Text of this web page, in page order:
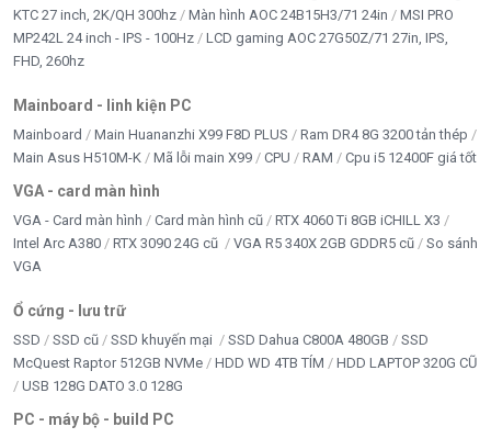
KTC 27 inch, 2K/QH 300hz
Màn hình AOC 24B15H3/71 24in
MSI PRO
MP242L 24 inch - IPS - 100Hz
LCD gaming AOC 27G50Z/71 27in, IPS,
FHD, 260hz
Mainboard - linh kiện PC
Mainboard Main Huananzhi X99 F8D PLUS
Ram DR4 8G 3200 tản thép
Main Asus H510M-K
Mã lỗi main X99 CPU RAM Cpu i5 12400F giá tốt
VGA - card màn hình
VGA - Card màn hình Card màn hình cũ
RTX 4060 Ti 8GB iCHILL X3
Intel Arc A380
RTX 3090 24G cũ VGA R5 340X 2GB GDDR5 cũ
So sánh
VGA
Ổ cứng - lưu trữ
SSD SSD cũ SSD khuyến mại SSD Dahua C800A 480GB
SSD
McQuest Raptor 512GB NVMe
HDD WD 4TB TÍM
HDD LAPTOP 320G CŨ
USB 128G DATO 3.0 128G
PC - máy bộ - build PC